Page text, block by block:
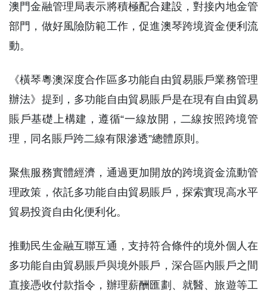
澳門金融管理局表示將積極配合建設，對接內地金管
部門，做好風險防範工作，促進澳琴跨境資金便利流
動。
《橫琴粵澳深度合作區多功能自由貿易賬戶業務管理
辦法》提到，多功能自由貿易賬戶是在現有自由貿易
賬戶基礎上構建，遵循“一線放開，二線按照跨境管
理，同名賬戶跨二線有限滲透”總體原則。
聚焦服務實體經濟，通過更加開放的跨境資金流動管
理政策，依託多功能自由貿易賬戶，探索實現高水平
貿易投資自由化便利化。
推動民生金融互聯互通，支持符合條件的境外個人在
多功能自由貿易賬戶與境外賬戶，深合區內賬戶之間
直接憑收付款指令，辦理薪酬匯劃、就醫、旅遊等工